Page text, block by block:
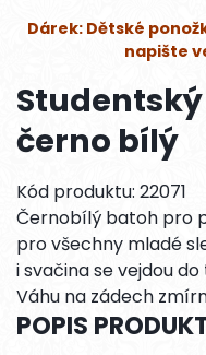
Dárek: Dětské
napište
Studentský
černo bílý
Kód produktu: 22071
Černobílý batoh pro
pro všechny mladé
i svačina se vejdou
Váhu na zádech
POPIS